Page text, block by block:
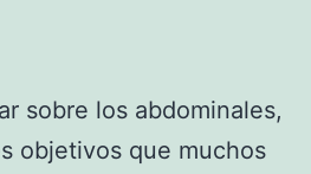
sobre los abdominales,
objetivos que muchos